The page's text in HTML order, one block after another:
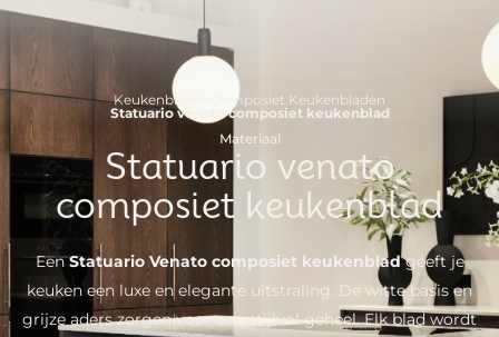
Keukenbladen
Composiet Keukenbladen
Statuario venato composiet keukenblad
Materiaal
Statuario venato
composiet keukenblad
EenStatuario Venato composiet keukenbladgeeft je
keuken een luxe en elegante uitstraling. De witte basis en
grijze aders zorgen voor een stijlvol geheel. Elk blad wordt